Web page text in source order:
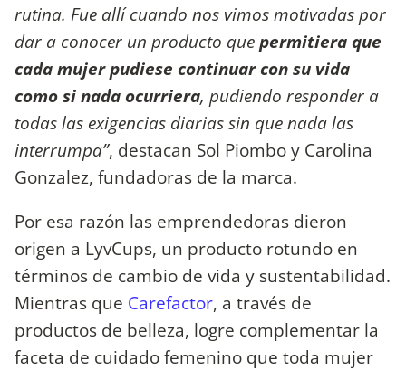
rutina. Fue allí cuando nos vimos motivadas por
dar a conocer un producto quepermitiera que
cada mujer pudiese continuar con su vida
como si nada ocurriera, pudiendo responder a
todas las exigencias diarias sin que nada las
interrumpa”, destacan Sol Piombo y Carolina
Gonzalez, fundadoras de la marca.
Por esa razón las emprendedoras dieron
origen a LyvCups, un producto rotundo en
términos de cambio de vida y sustentabilidad.
Mientras que Carefactor, a través de
productos de belleza, logre complementar la
faceta de cuidado femenino que toda mujer